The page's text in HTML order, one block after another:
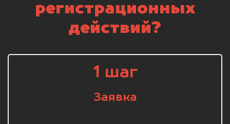
регистрационных
действий?
1 шаг
Заявка